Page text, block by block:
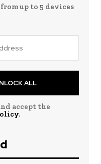
up to 5 devices
ALL
accept the
.